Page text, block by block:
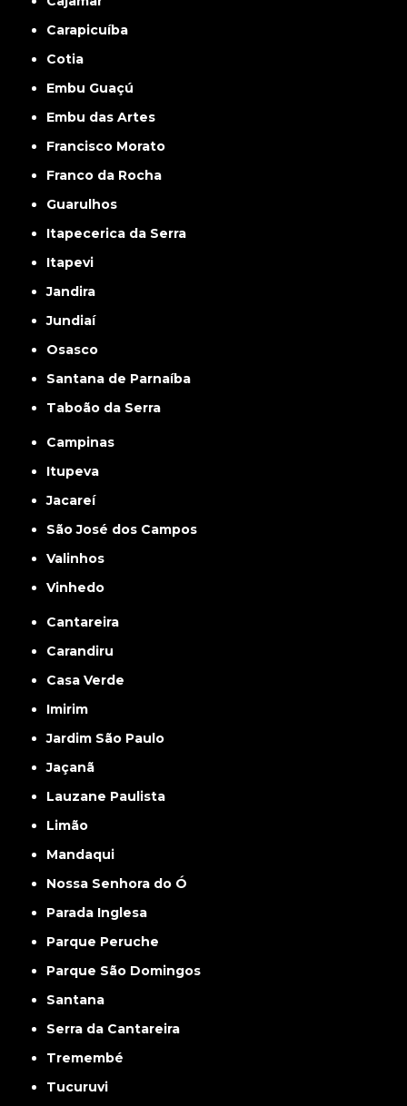
Carapicuíba
Cotia
Embu Guaçú
Embu das Artes
Francisco Morato
Franco da Rocha
Guarulhos
Itapecerica da Serra
Itapevi
Jandira
Jundiaí
Osasco
Santana de Parnaíba
Taboão da Serra
Campinas
Itupeva
Jacareí
São José dos Campos
Valinhos
Vinhedo
Cantareira
Carandiru
Casa Verde
Imirim
Jardim São Paulo
Jaçanã
Lauzane Paulista
Limão
Mandaqui
Nossa Senhora do Ó
Parada Inglesa
Parque Peruche
Parque São Domingos
Santana
Serra da Cantareira
Tremembé
Tucuruvi